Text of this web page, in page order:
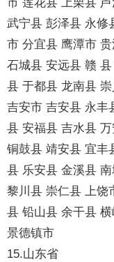
武宁县 彭泽县 永修
市 分宜县 鹰潭市
石城县 安远县 赣
县 于都县 龙南县
吉安市 吉安县 永丰
县 安福县 吉水县
铜鼓县 靖安县 宜丰
县 乐安县 金溪县
黎川县 崇仁县 上饶
县 铅山县 余干县
景德镇市
15.山东省